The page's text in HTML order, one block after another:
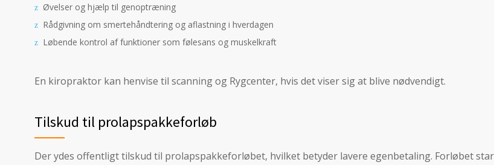
Øvelser og hjælp til genoptræning
Rådgivning om smertehåndtering og aflastning i hverdagen
Løbende kontrol af funktioner som følesans og muskelkraft
En kiropraktor kan henvise til scanning og Rygcenter, hvis det viser sig at blive nødvendigt.
Tilskud til prolapspakkeforløb
Der ydes offentligt tilskud til prolapspakkeforløbet, hvilket betyder lavere egenbetaling. Forløbet